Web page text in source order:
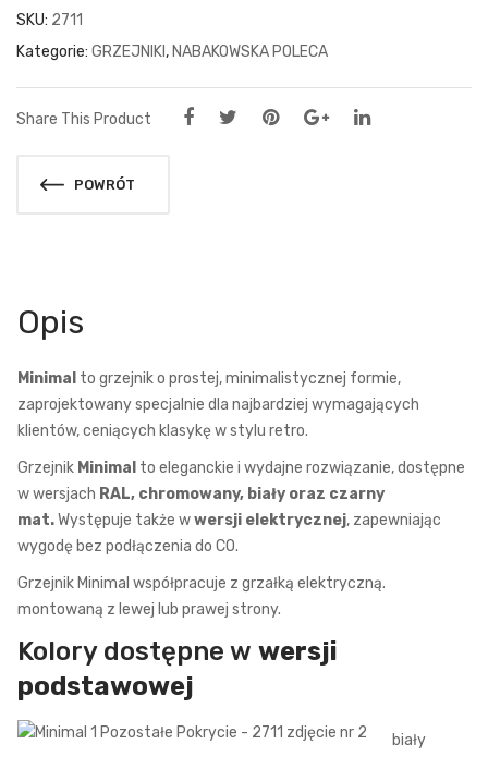
SKU: 2711
Kategorie: GRZEJNIKI, NABAKOWSKA POLECA
Share This Product
POWRÓT
Opis
Minimal to grzejnik o prostej, minimalistycznej formie,
zaprojektowany specjalnie dla najbardziej wymagających
klientów, ceniących klasykę w stylu retro.
Grzejnik Minimal to eleganckie i wydajne rozwiązanie, dostępne
w wersjach RAL, chromowany, biały oraz czarny
mat.Występuje także wwersji elektrycznej, zapewniając
wygodę bez podłączenia do CO.
Grzejnik Minimal współpracuje z grzałką elektryczną.
montowaną z lewej lub prawej strony.
Kolory dostępne w wersji
podstawowej
biały